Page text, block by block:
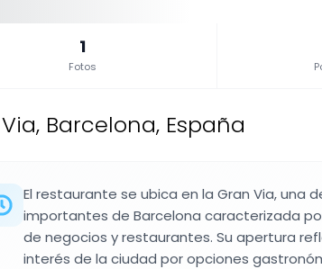
1
Fotos
Barcelona, España
El restaurante se ubica en la Gran Via, una
importantes de Barcelona caracterizada
de negocios y restaurantes. Su apertura
interés de la ciudad por opciones